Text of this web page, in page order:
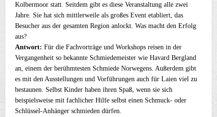
Kolbermoor statt. Seitdem gibt es diese Veranstaltung alle zwei
Jahre. Sie hat sich mittlerweile als großes Event etabliert, das
Besucher aus der gesamten Region anlockt. Was macht den Erfolg
aus?
Antwort: Für die Fachvorträge und Workshops reisen in der
Vergangenheit so bekannte Schmiedemeister wie Havard Bergland
an, einem der berühmtesten Schmiede Norwegens. Außerdem gibt
es mit den Ausstellungen und Vorführungen auch für Laien viel zu
bestaunen. Selbst Kinder haben ihren Spaß, wenn sie sich
beispielsweise mit fachlicher Hilfe selbst einen Schmuck- oder
Schlüssel-Anhänger schmieden dürfen.